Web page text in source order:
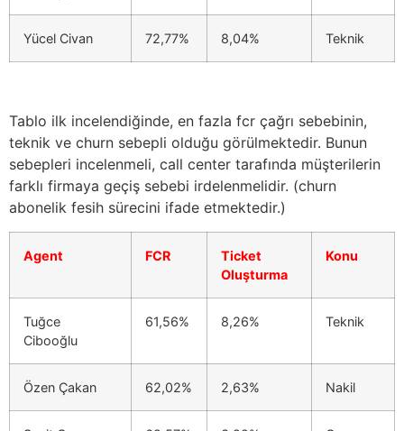
Yücel Civan 72,77% 8,04% Teknik
Tablo ilk incelendiğinde, en fazla fcr çağrı sebebinin,
teknik ve churn sebepli olduğu görülmektedir. Bunun
sebepleri incelenmeli, call center tarafında müşterilerin
farklı firmaya geçiş sebebi irdelenmelidir. (churn
abonelik fesih sürecini ifade etmektedir.)
Agent FCR
Ticket
Oluşturma
Konu
Tuğce
Cibooğlu
61,56% 8,26% Teknik
Özen Çakan 62,02% 2,63% Nakil